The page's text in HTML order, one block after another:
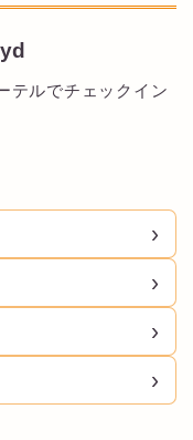
テルでチェックイン